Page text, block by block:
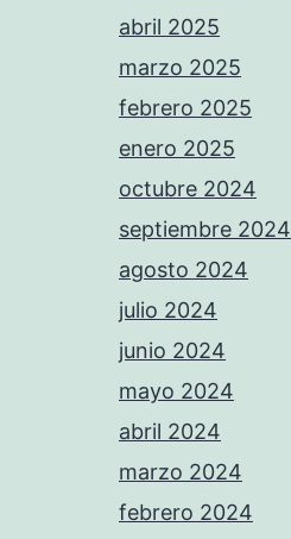
abril 2025
marzo 2025
febrero 2025
enero 2025
octubre 2024
septiembre 2024
agosto 2024
julio 2024
junio 2024
mayo 2024
abril 2024
marzo 2024
febrero 2024